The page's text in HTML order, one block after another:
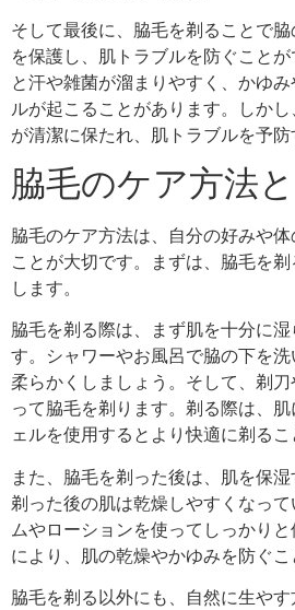
そして最後に、脇毛を剃ることで
を保護し、肌トラブルを防ぐこと
と汗や雑菌が溜まりやすく、かゆ
ルが起こることがあります。しか
が清潔に保たれ、肌トラブルを予防
脇毛のケア方法
脇毛のケア方法は、自分の好みや
ことが大切です。まずは、脇毛を
します。
脇毛を剃る際は、まず肌を十分に
す。シャワーやお風呂で脇の下を
柔らかくしましょう。そして、剃
って脇毛を剃ります。剃る際は、
ェルを使用するとより快適に剃るこ
また、脇毛を剃った後は、肌を保湿
剃った後の肌は乾燥しやすくなっ
ムやローションを使ってしっかり
により、肌の乾燥やかゆみを防ぐこ
脇毛を剃る以外にも、自然に生や